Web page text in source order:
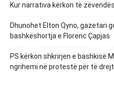
Kur narrativa kërkon të
Dhunohet Elton Qyno, gazetari
bashkëshortja e Florenc Çapjas
PS kërkon shkrirjen e bashkisë
ngrihemi në protestë për të